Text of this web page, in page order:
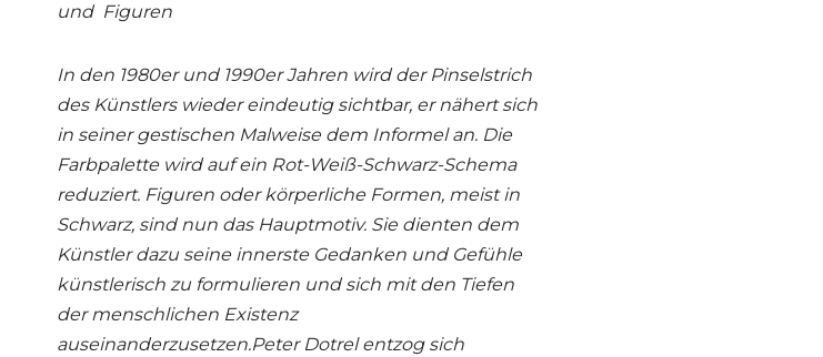
und Figuren
In den 1980er und 1990er Jahren wird der Pinselstrich
des Künstlers wieder eindeutig sichtbar, er nähert sich
in seiner gestischen Malweise dem Informel an. Die
Farbpalette wird auf ein Rot-Weiß-Schwarz-Schema
reduziert. Figuren oder körperliche Formen, meist in
Schwarz, sind nun das Hauptmotiv. Sie dienten dem
Künstler dazu seine innerste Gedanken und Gefühle
künstlerisch zu formulieren und sich mit den Tiefen
der menschlichen Existenz
auseinanderzusetzen.Peter Dotrel entzog sich